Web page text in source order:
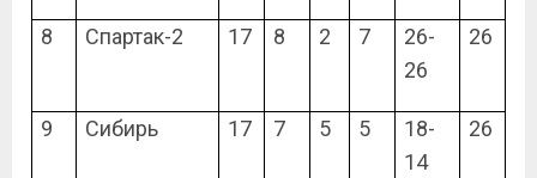
8 Спартак-2 17 8 2 7
26-
26
26
9 Сибирь 17 7 5 5
18-
14
26